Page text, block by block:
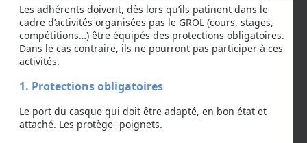
Les adhérents doivent, dès lors qu’ils patinent dans le
cadre d’activités organisées pas le GROL (cours, stages,
compétitions…) être équipés des protections obligatoires.
Dans le cas contraire, ils ne pourront pas participer à ces
activités.
1. Protections obligatoires
Le port du casque qui doit être adapté, en bon état et
attaché. Les protège- poignets.